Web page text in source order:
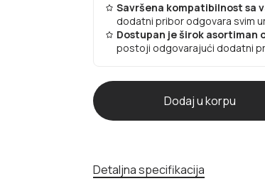
Savršena kompatibilnost sa
dodatni pribor odgovara svim
Dostupan je širok asortiman
postoji odgovarajući dodatni
Detaljna specifikacija